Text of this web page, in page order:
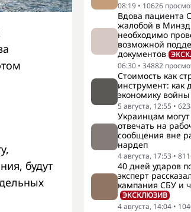
08:19 • 10626
Вдова пациента
жалобой в
необходимо
возможной
документов
06:30 • 34882
Стоимость как
инструмент:
экономику войны
5 августа, 12:55 •
Украинцам
отвечать на
сообщения вне
нардеп
4 августа, 17:53 •
40 дней ударов
эксперт
кампания СБУ и
ЭКСКЛЮЗИВ
4 августа, 14:04 •
будут